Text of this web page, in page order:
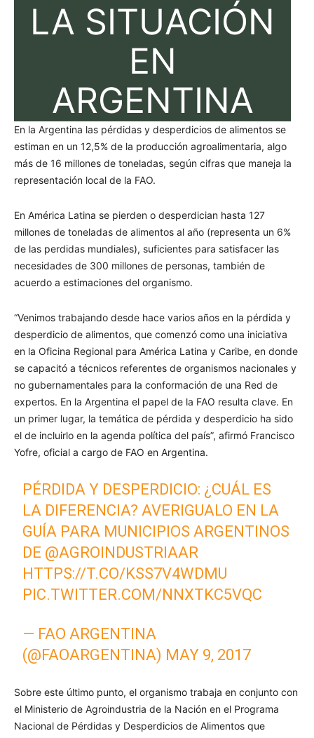
LA SITUACIÓN
EN
ARGENTINA
En la Argentina las pérdidas y desperdicios de alimentos se
estiman en un 12,5% de la producción agroalimentaria, algo
más de 16 millones de toneladas, según cifras que maneja la
representación local de la FAO.
En América Latina se pierden o desperdician hasta 127
millones de toneladas de alimentos al año (representa un 6%
de las perdidas mundiales), suficientes para satisfacer las
necesidades de 300 millones de personas, también de
acuerdo a estimaciones del organismo.
“Venimos trabajando desde hace varios años en la pérdida y
desperdicio de alimentos, que comenzó como una iniciativa
en la Oficina Regional para América Latina y Caribe, en donde
se capacitó a técnicos referentes de organismos nacionales y
no gubernamentales para la conformación de una Red de
expertos. En la Argentina el papel de la FAO resulta clave. En
un primer lugar, la temática de pérdida y desperdicio ha sido
el de incluirlo en la agenda política del país”, afirmó Francisco
Yofre, oficial a cargo de FAO en Argentina.
PÉRDIDA Y DESPERDICIO: ¿CUÁL ES
LA DIFERENCIA? AVERIGUALO EN LA
GUÍA PARA MUNICIPIOS ARGENTINOS
DE @AGROINDUSTRIAAR
HTTPS://T.CO/KSS7V4WDMU
PIC.TWITTER.COM/NNXTKC5VQC
— FAO ARGENTINA
(@FAOARGENTINA) MAY 9, 2017
Sobre este último punto, el organismo trabaja en conjunto con
el Ministerio de Agroindustria de la Nación en el Programa
Nacional de Pérdidas y Desperdicios de Alimentos que